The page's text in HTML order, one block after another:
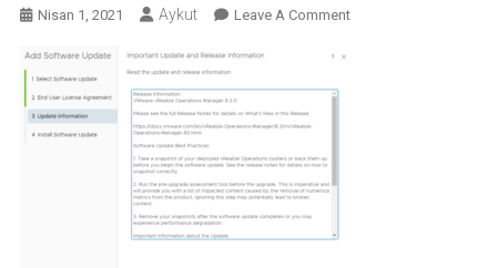
Nisan 1, 2021 Aykut Leave A CommentOn